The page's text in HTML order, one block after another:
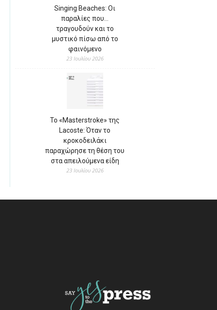
Singing Beaches: Οι
παραλίες που…
τραγουδούν και το
μυστικό πίσω από το
φαινόμενο
23 Ιουλίου 2026
Το «Masterstroke» της
Lacoste: Όταν το
κροκοδειλάκι
παραχώρησε τη θέση του
στα απειλούμενα είδη
23 Ιουλίου 2026